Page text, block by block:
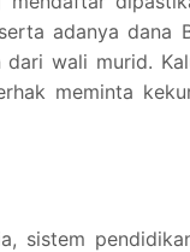
serta adanya dana
wali murid.
meminta
sistem